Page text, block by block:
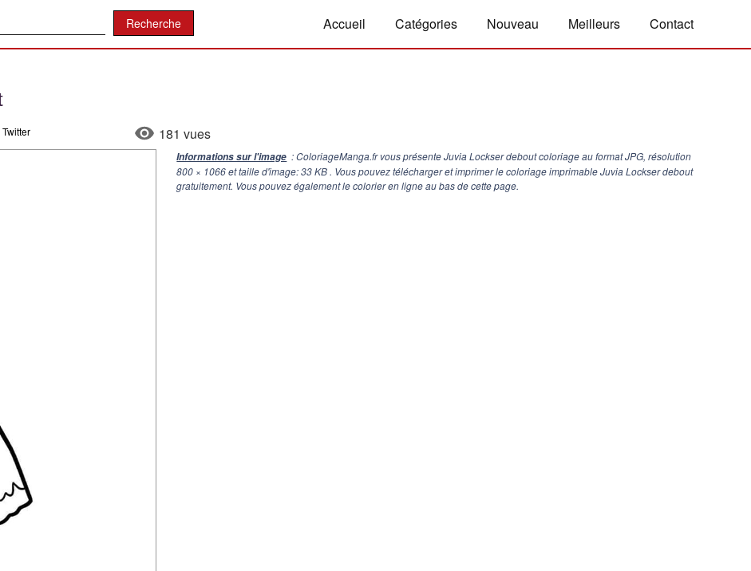
Accueil Catégories Nouveau Meilleurs Contact
Twitter 181 vues
Informations sur l'image : ColoriageManga.fr vous présente Juvia Lockser debout coloriage au format JPG, résolution
800 × 1066et taille d'image: 33 KB . Vous pouvez télécharger et imprimer le coloriage imprimable Juvia Lockser debout
gratuitement. Vous pouvez également le colorier en ligne au bas de cette page.